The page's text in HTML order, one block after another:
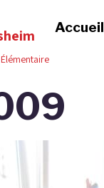
Accueil